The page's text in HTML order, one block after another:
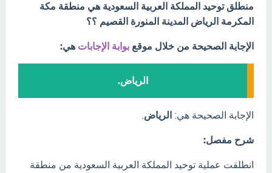
منطلق توحيد المملكة العربية السعودية هي منطقة مكة
المكرمة الرياض المدينة المنورة القصيم ؟؟
الإجابة الصحيحة من خلال موقع بوابة الإجابات هي:
الرياض.
الإجابة الصحيحة هي: الرياض
شرح مفصل:
انطلقت عملية توحيد المملكة العربية السعودية من منطقة